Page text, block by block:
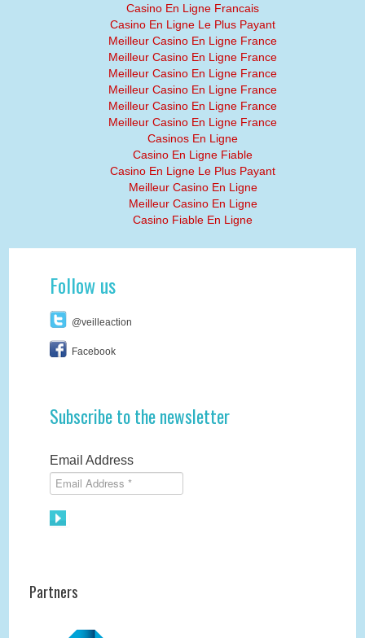
Casino En Ligne Francais
Casino En Ligne Le Plus Payant
Meilleur Casino En Ligne France
Meilleur Casino En Ligne France
Meilleur Casino En Ligne France
Meilleur Casino En Ligne France
Meilleur Casino En Ligne France
Meilleur Casino En Ligne France
Casinos En Ligne
Casino En Ligne Fiable
Casino En Ligne Le Plus Payant
Meilleur Casino En Ligne
Meilleur Casino En Ligne
Casino Fiable En Ligne
Follow us
@veilleaction
Facebook
Subscribe to the newsletter
Email Address
Partners